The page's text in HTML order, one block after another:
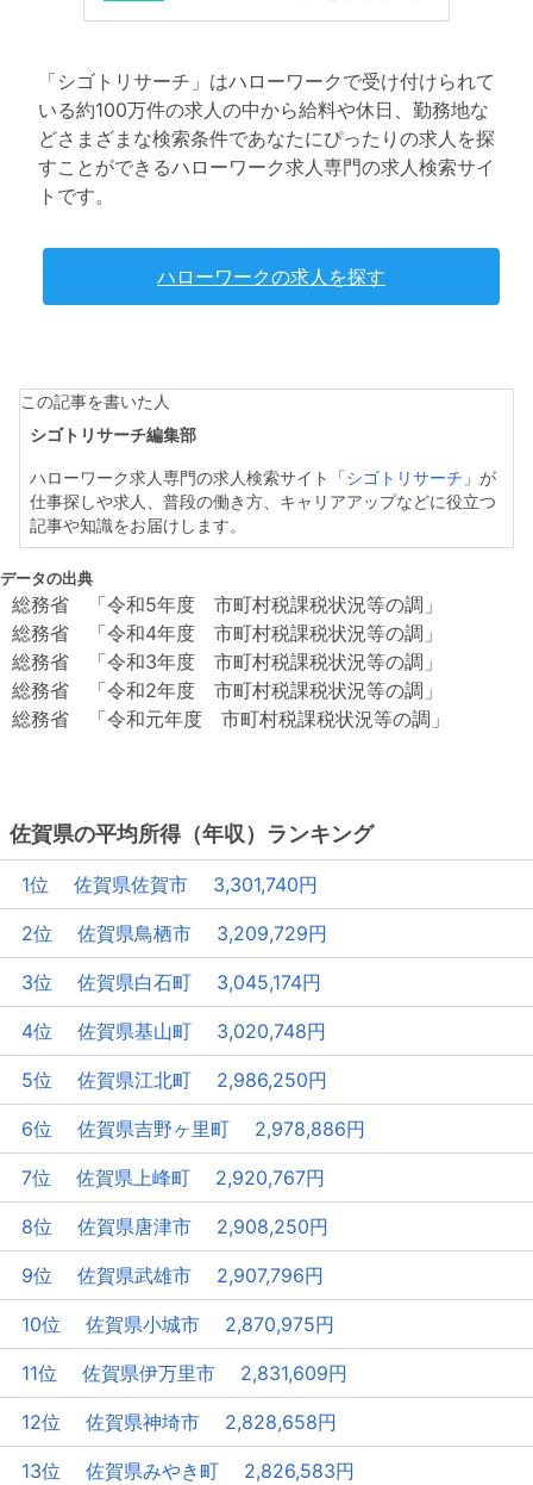
「シゴトリサーチ」はハローワークで受け付けられて
いる約100万件の求人の中から給料や休日、勤務地な
どさまざまな検索条件であなたにぴったりの求人を探
すことができるハローワーク求人専門の求人検索サイ
トです。
ハローワークの求人を探す
この記事を書いた人
シゴトリサーチ編集部
ハローワーク求人専門の求人検索サイト「 シゴトリサーチ 」が
仕事探しや求人、普段の働き方、キャリアアップなどに役立つ
記事や知識をお届けします。
データの出典
総務省 「令和5年度 市町村税課税状況等の調」
総務省 「令和4年度 市町村税課税状況等の調」
総務省 「令和3年度 市町村税課税状況等の調」
総務省 「令和2年度 市町村税課税状況等の調」
総務省 「令和元年度 市町村税課税状況等の調」
佐賀県の平均所得（年収）ランキング
1位 佐賀県佐賀市 3,301,740円
2位 佐賀県鳥栖市 3,209,729円
3位 佐賀県白石町 3,045,174円
4位 佐賀県基山町 3,020,748円
5位 佐賀県江北町 2,986,250円
6位 佐賀県吉野ヶ里町 2,978,886円
7位 佐賀県上峰町 2,920,767円
8位 佐賀県唐津市 2,908,250円
9位 佐賀県武雄市 2,907,796円
10位 佐賀県小城市 2,870,975円
11位 佐賀県伊万里市 2,831,609円
12位 佐賀県神埼市 2,828,658円
13位 佐賀県みやき町 2,826,583円